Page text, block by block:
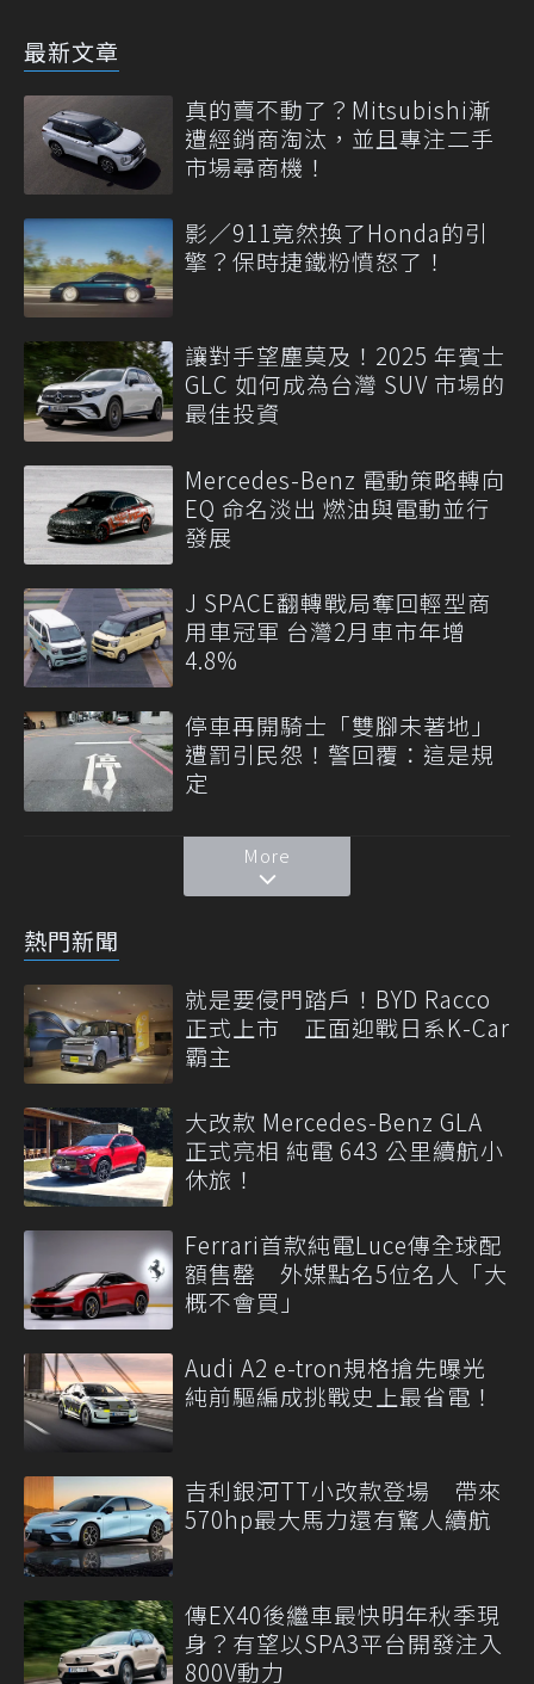
最新文章
真的賣不動了？Mitsubishi漸
遭經銷商淘汰，並且專注二手
市場尋商機！
影／911竟然換了Honda的引
擎？保時捷鐵粉憤怒了！
讓對手望塵莫及！2025 年賓士
GLC 如何成為台灣 SUV 市場的
最佳投資
Mercedes-Benz 電動策略轉向
EQ 命名淡出 燃油與電動並行
發展
J SPACE翻轉戰局奪回輕型商
用車冠軍 台灣2月車市年增
4.8%
停車再開騎士「雙腳未著地」
遭罰引民怨！警回覆：這是規
定
More
熱門新聞
就是要侵門踏戶！BYD Racco
正式上市 正面迎戰日系K-Car
霸主
大改款 Mercedes-Benz GLA
正式亮相 純電 643 公里續航小
休旅！
Ferrari首款純電Luce傳全球配
額售罄 外媒點名5位名人「大
概不會買」
Audi A2 e-tron規格搶先曝光
純前驅編成挑戰史上最省電！
吉利銀河TT小改款登場 帶來
570hp最大馬力還有驚人續航
傳EX40後繼車最快明年秋季現
身？有望以SPA3平台開發注入
800V動力